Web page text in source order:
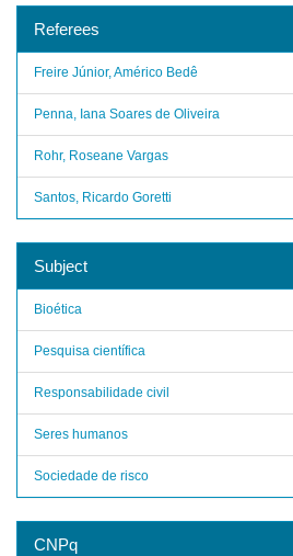
Referees
Freire Júnior, Américo Bedê
Penna, Iana Soares de Oliveira
Rohr, Roseane Vargas
Santos, Ricardo Goretti
Subject
Bioética
Pesquisa científica
Responsabilidade civil
Seres humanos
Sociedade de risco
CNPq